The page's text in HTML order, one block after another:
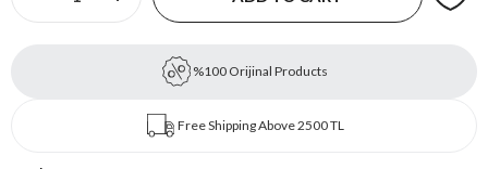
%100 Orijinal Products
Free Shipping Above 2500 TL